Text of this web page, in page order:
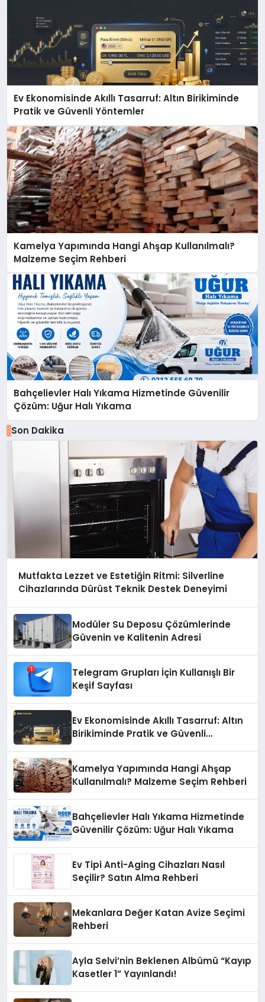
Ev Ekonomisinde Akıllı Tasarruf: Altın Birikiminde
Pratik ve Güvenli Yöntemler
Kamelya Yapımında Hangi Ahşap Kullanılmalı?
Malzeme Seçim Rehberi
Bahçelievler Halı Yıkama Hizmetinde Güvenilir
Çözüm: Uğur Halı Yıkama
Son Dakika
Mutfakta Lezzet ve Estetiğin Ritmi: Silverline
Cihazlarında Dürüst Teknik Destek Deneyimi
Modüler Su Deposu Çözümlerinde
Güvenin ve Kalitenin Adresi
Telegram Grupları İçin Kullanışlı Bir
Keşif Sayfası
Ev Ekonomisinde Akıllı Tasarruf: Altın
Birikiminde Pratik ve Güvenli
Kamelya Yapımında Hangi Ahşap
Kullanılmalı? Malzeme Seçim Rehberi
Bahçelievler Halı Yıkama Hizmetinde
Güvenilir Çözüm: Uğur Halı Yıkama
Ev Tipi Anti-Aging Cihazları Nasıl
Seçilir? Satın Alma Rehberi
Mekanlara Değer Katan Avize Seçimi
Rehberi
Ayla Selvi’nin Beklenen Albümü “Kayıp
Kasetler 1” Yayınlandı!